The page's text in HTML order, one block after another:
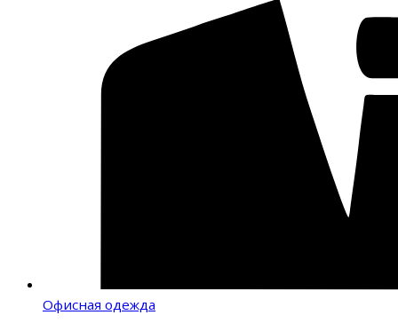
Офисная одежда